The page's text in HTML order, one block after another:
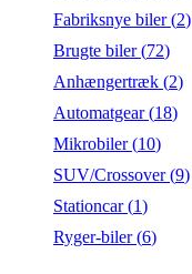
Fabriksnye biler (2)
Brugte biler (72)
Anhængertræk (2)
Automatgear (18)
Mikrobiler (10)
SUV/Crossover (9)
Stationcar (1)
Ryger-biler (6)